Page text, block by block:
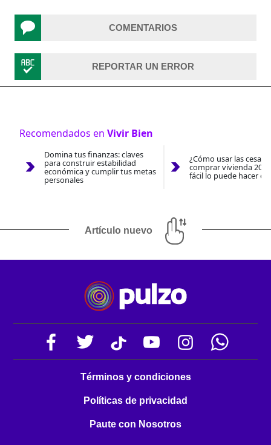
COMENTARIOS
REPORTAR UN ERROR
Recomendados en Vivir Bien
Domina tus finanzas: claves
para construir estabilidad
económica y cumplir tus metas
personales
¿Cómo usar las
comprar vivienda
fácil lo puede hacer
Artículo nuevo
Términos y condiciones
Políticas de privacidad
Paute con Nosotros